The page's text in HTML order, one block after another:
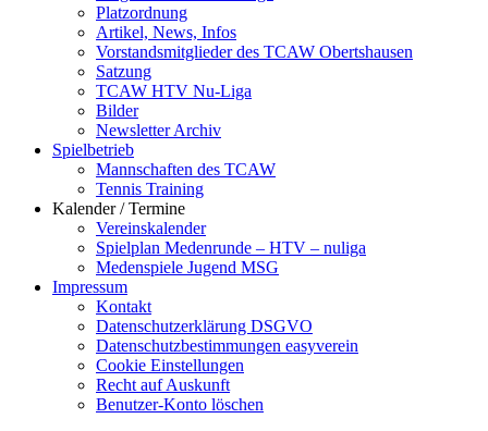
Platzordnung
Artikel, News, Infos
Vorstandsmitglieder des TCAW Obertshausen
Satzung
TCAW HTV Nu-Liga
Bilder
Newsletter Archiv
Spielbetrieb
Mannschaften des TCAW
Tennis Training
Kalender / Termine
Vereinskalender
Spielplan Medenrunde – HTV – nuliga
Medenspiele Jugend MSG
Impressum
Kontakt
Datenschutzerklärung DSGVO
Datenschutzbestimmungen easyverein
Cookie Einstellungen
Recht auf Auskunft
Benutzer-Konto löschen